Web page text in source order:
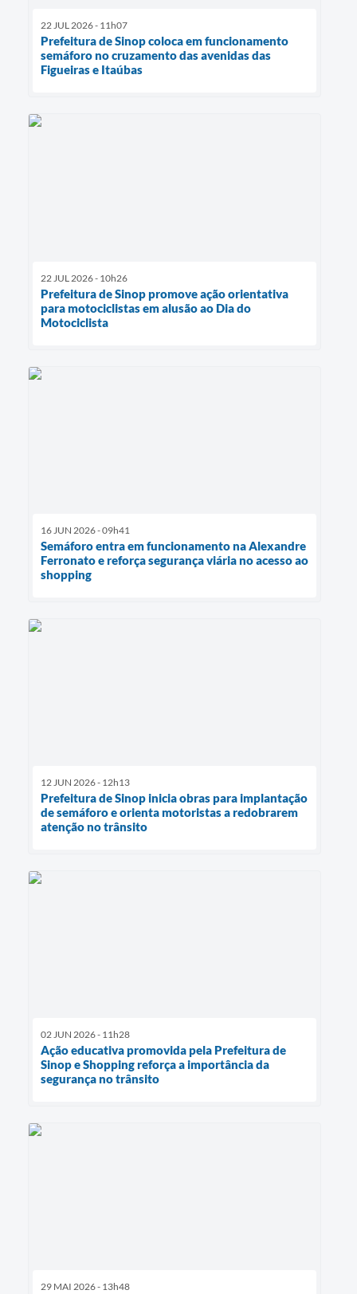
22 JUL 2026 - 11h07
Prefeitura de Sinop coloca em funcionamento
semáforo no cruzamento das avenidas das
Figueiras e Itaúbas
22 JUL 2026 - 10h26
Prefeitura de Sinop promove ação orientativa
para motociclistas em alusão ao Dia do
Motociclista
16 JUN 2026 - 09h41
Semáforo entra em funcionamento na Alexandre
Ferronato e reforça segurança viária no acesso ao
shopping
12 JUN 2026 - 12h13
Prefeitura de Sinop inicia obras para implantação
de semáforo e orienta motoristas a redobrarem
atenção no trânsito
02 JUN 2026 - 11h28
Ação educativa promovida pela Prefeitura de
Sinop e Shopping reforça a importância da
segurança no trânsito
29 MAI 2026 - 13h48